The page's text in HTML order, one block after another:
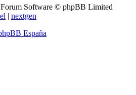
Software © phpBB Limited
| nextgen
España